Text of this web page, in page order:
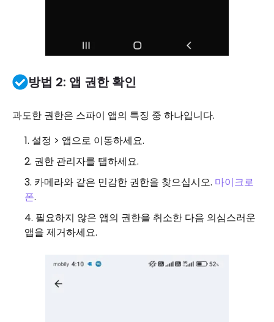
방법 2: 앱 권한 확인
과도한 권한은 스파이 앱의 특징 중 하나입니다.
설정 > 앱으로 이동하세요.
권한 관리자를 탭하세요.
카메라와 같은 민감한 권한을 찾으십시오. 마이크로
폰.
필요하지 않은 앱의 권한을 취소한 다음 의심스러운
앱을 제거하세요.